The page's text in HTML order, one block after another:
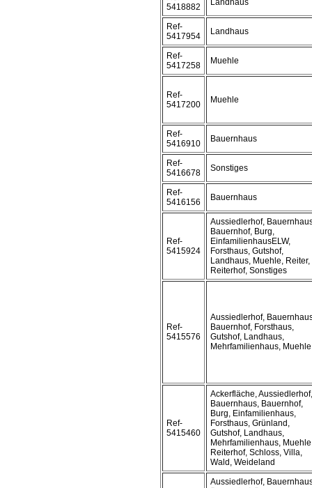
5418882
Landhaus
Ref-
5417954
Landhaus
Ref-
5417258
Muehle
Ref-
5417200
Muehle
Ref-
5416910
Bauernhaus
Ref-
5416678
Sonstiges
Ref-
5416156
Bauernhaus
Ref-
5415924
Aussiedlerhof,
Bauernhof, Burg,
EinfamilienhausELW,
Forsthaus, Gutshof,
Landhaus, Muehle, Reiter,
Reiterhof, Sonstiges
Ref-
5415576
Aussiedlerhof,
Bauernhof, Forsthaus,
Gutshof, Landhaus,
Mehrfamilienhaus, Muehle
Ref-
5415460
Ackerfläche, Aussiedlerhof,
Bauernhaus, Bauernhof,
Burg, Einfamilienhaus,
Forsthaus, Grünland,
Gutshof, Landhaus,
Mehrfamilienhaus,
Reiterhof, Schloss, Villa,
Wald, Weideland
Aussiedlerhof,